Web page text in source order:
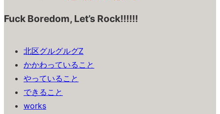
Fuck Boredom, Let’s Rock!!!!!!
北区グルグルグZ
かかわっていること
やっていること
できること
works